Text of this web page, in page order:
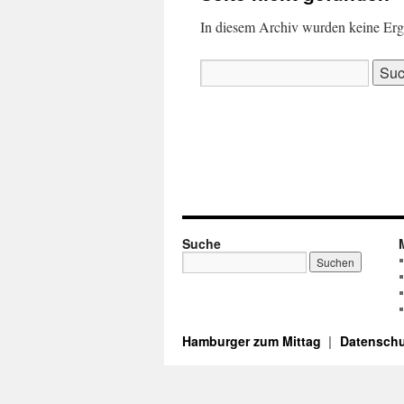
In diesem Archiv wurden keine
nach:
Suche
Hamburger zum Mittag